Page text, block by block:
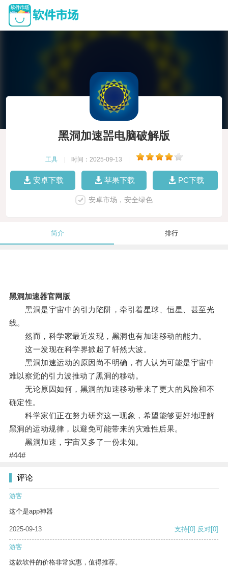
黑洞加速噐电脑破解版
工具 时间：2025-09-13
安卓下载 苹果下载 PC下载
安卓市场，安全绿色
简介 排行
黑洞加速器官网版
黑洞是宇宙中的引力陷阱，牵引着星球、恒星、甚至光
线。
然而，科学家最近发现，黑洞也有加速移动的能力。
这一发现在科学界掀起了轩然大波。
黑洞加速运动的原因尚不明确，有人认为可能是宇宙中
难以察觉的引力波推动了黑洞的移动。
无论原因如何，黑洞的加速移动带来了更大的风险和不
确定性。
科学家们正在努力研究这一现象，希望能够更好地理解
黑洞的运动规律，以避免可能带来的灾难性后果。
黑洞加速，宇宙又多了一份未知。
#44#
评论
游客
这个是app神器
2025-09-13 支持[0] 反对[0]
游客
这款软件的价格非常实惠，值得推荐。